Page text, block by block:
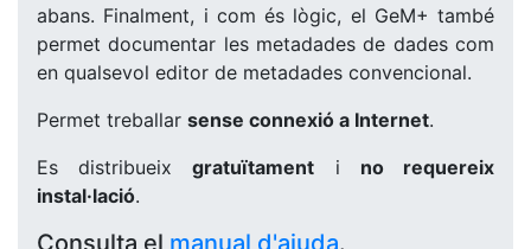
abans. Finalment, i com és lògic, el GeM+ també
permet documentar les metadades de dades com
en qualsevol editor de metadades convencional.
Permet treballar sense connexió a Internet.
Es distribueixgratuïtament i no requereix
instal·lació.
Consulta el manual d'ajuda.